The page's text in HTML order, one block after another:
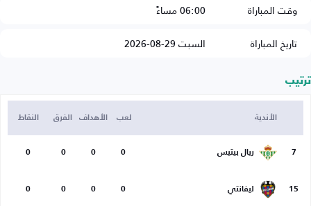
وقت المباراة
06:00 مساءً
تاريخ المباراة
السبت 29-08-2026
ترتيب
الأندية لعب الأهداف الفرق النقاط
7 ريال بيتيس 0
0
0
0
15 ليفانتي 0
0
0
0